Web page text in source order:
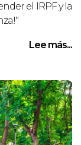
el IRPF y la
Lee más...